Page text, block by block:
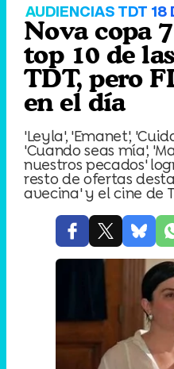
AUDIENCIAS TDT 18
Nova copa
top 10 de
TDT, pero
en el día
'Leyla', 'Emanet',
'Cuando seas mía',
nuestros pecados'
resto de ofertas
avecina' y el cine de